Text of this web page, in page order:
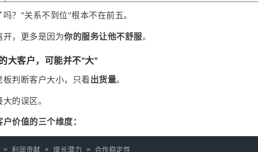
吗？"关系不到位"根本不在前五。
开，更多是因为你的服务让他不舒服。
大客户，可能并不"大"
板判断客户大小，只看出货量。
的误区。
价值的三个维度：